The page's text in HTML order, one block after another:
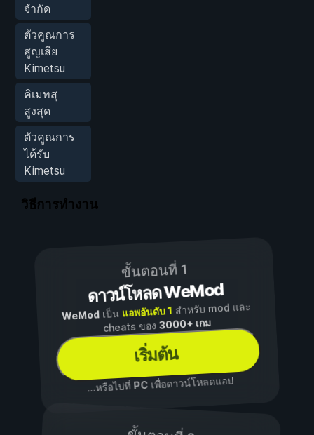
จำกัด
ตัวคูณการ
สูญเสีย
Kimetsu
คิเมทสุ
สูงสุด
ตัวคูณการ
ได้รับ
Kimetsu
วิธีการทำงาน
ขั้นตอนที่ 1
ดาวน์โหลด WeMod
WeModเป็น แอพอันดับ 1 สำหรับ mod และ
cheats ของ3000+ เกม
เริ่มต้น
...หรือไปที่ PCเพื่อดาวน์โหลดแอป